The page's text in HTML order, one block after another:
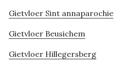
Gietvloer Sint annaparochie
Gietvloer Beusichem
Gietvloer Hillegersberg